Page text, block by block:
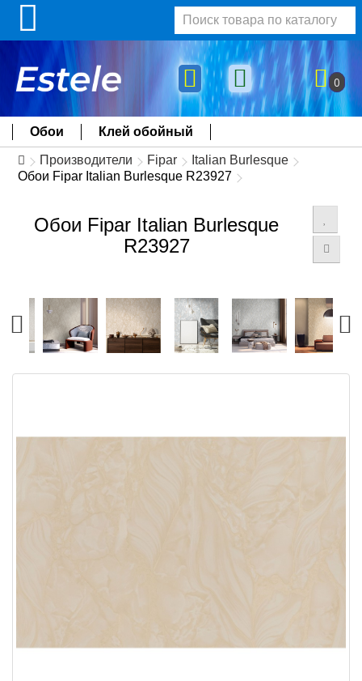
0
Обои Клей обойный
Производители Fipar
Italian Burlesque
Обои Fipar Italian Burlesque R23927
Обои Fipar Italian Burlesque
R23927